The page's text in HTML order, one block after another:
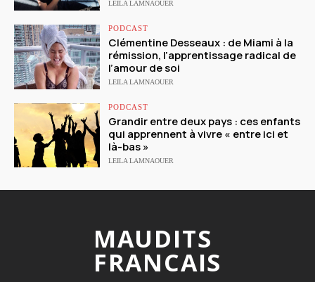
LEILA LAMNAOUER
PODCAST
Clémentine Desseaux : de Miami à la
rémission, l’apprentissage radical de
l’amour de soi
LEILA LAMNAOUER
PODCAST
Grandir entre deux pays : ces enfants
qui apprennent à vivre « entre ici et
là-bas »
LEILA LAMNAOUER
MAUDITS
FRANCAIS